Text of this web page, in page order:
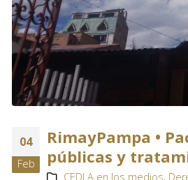
04
Feb
RimayPampa •
públicas y
CEDLA en los medios,